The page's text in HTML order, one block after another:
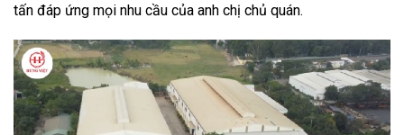
tấn đáp ứng mọi nhu cầu của anh chị chủ quán.